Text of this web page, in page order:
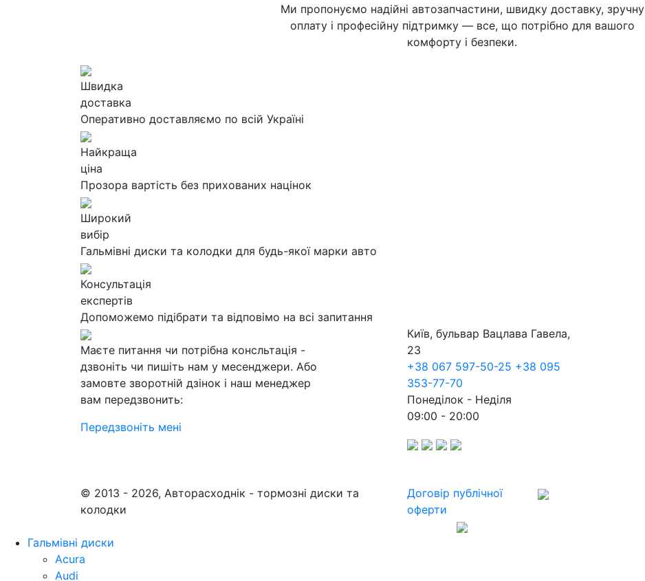
Ми пропонуємо надійні автозапчастини, швидку доставку, зручну
оплату і професійну підтримку — все, що потрібно для вашого
комфорту і безпеки.
Швидка
доставка
Оперативно доставляємо по всій Україні
Найкраща
ціна
Прозора вартість без прихованих націнок
Широкий
вибір
Гальмівні диски та колодки для будь-якої марки авто
Консультація
експертів
Допоможемо підібрати та відповімо на всі запитання
Маєте питання чи потрібна консльтація -
дзвоніть чи пишіть нам у месенджери. Або
замовте зворотній дзінок і наш менеджер
вам передзвонить:
Передзвоніть мені
Київ, бульвар Вацлава Гавела,
23
+38 067 597-50-25 +38 095
353-77-70
Понеділок - Неділя
09:00 - 20:00
© 2013 - 2026, Авторасходнік - тормозні диски та
колодки
Договір публічної
оферти
Гальмівні диски
Acura
Audi